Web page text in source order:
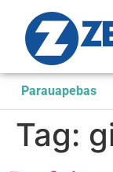
Parauapebas
Tag: